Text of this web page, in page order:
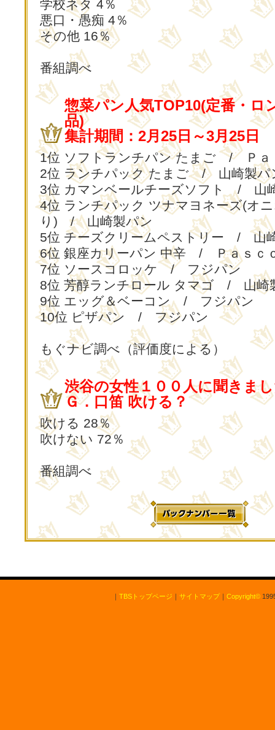
学校ネタ 4％
悪口・愚痴 4％
その他 16％
番組調べ
惣菜パン人気TOP10(定番・ロ
品)
集計期間：2月25日～3月25日
1位 ソフトランチパン たまご / Ｐａ
2位 ランチパック たまご / 山崎製パ
3位 カマンベールチーズソフト / 山
4位 ランチパック ツナマヨネーズ(オ
り) / 山崎製パン
5位 チーズクリームペストリー / 山
6位 銀座カリーパン 中辛 / Ｐａｓｃ
7位 ソースコロッケ / フジパン
8位 芳醇ランチロール タマゴ / 山崎
9位 エッグ＆ベーコン / フジパン
10位 ピザパン / フジパン
もぐナビ調べ（評価度による）
渋谷の女性１００人に聞きま
Ｇ．口笛 吹ける？
吹ける 28％
吹けない 72％
番組調べ
｜ TBSトップページ ｜ サイトマップ｜ Copyright©